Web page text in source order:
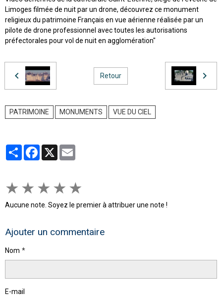
Limoges filmée de nuit par un drone, découvrez ce monument
religieux du patrimoine Français en vue aérienne réalisée par un
pilote de drone professionnel avec toutes les autorisations
préfectorales pour vol de nuit en agglomération"
Retour
PATRIMOINE MONUMENTS VUE DU CIEL
PartagerFacebook
X
★ ★ ★ ★ ★
Aucune note. Soyez le premier à attribuer une note !
Ajouter un commentaire
Nom
E-mail